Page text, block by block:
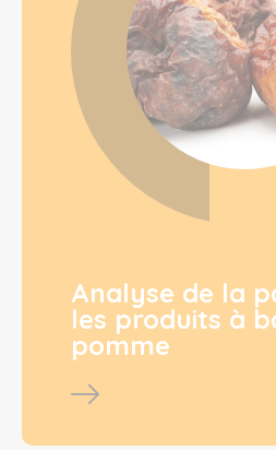
Analyse de la
les produits à
pomme